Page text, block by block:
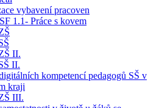
vybavení pracoven
1.1- Práce s kovem
II.
II.
kompetencí pedagogů SŠ v
kraji
III.